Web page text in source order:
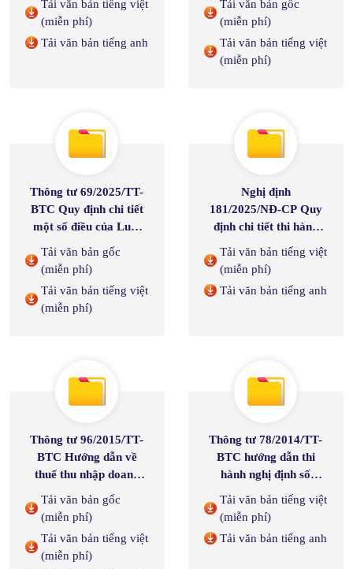
doanh nghiệp
Tải văn bản tiếng việt
(miễn phí)
Tải văn bản tiếng anh
Tải văn bản gốc
(miễn phí)
Tải văn bản tiếng việt
(miễn phí)
Thông tư 69/2025/TT-
BTC Quy định chi tiết
một số điều của Luật
Thuế giá trị gia tăng và
hướng dẫn thực hiện
Nghị định
181/2025/NĐ-CP ngày
01/07/2025 của Chính
tăng
Tải văn bản gốc
(miễn phí)
Tải văn bản tiếng việt
(miễn phí)
Nghị định
181/2025/NĐ-CP Quy
định chi tiết thi hành
một số điều của Luật
Thuế giá trị gia tăng
Tải văn bản tiếng việt
(miễn phí)
Tải văn bản tiếng anh
Thông tư 96/2015/TT-
BTC Hướng dẫn về
thuế thu nhập doanh
nghiệp tại Nghị định số
12/2015/NĐ-CP ngày
12/02/2015 của Chính
phủ quy định chi tiết thi
hành Luật sửa đổi, bổ
Tải văn bản gốc
(miễn phí)
Tải văn bản tiếng việt
(miễn phí)
Thông tư 78/2014/TT-
BTC hướng dẫn thi
hành nghị định số
218/2013/NĐ-CP ngày
26/12/2013 của chính
phủ quy định và hướng
dẫn thi hành luật thuế
Tải văn bản tiếng việt
(miễn phí)
Tải văn bản tiếng anh